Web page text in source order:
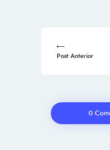
Post Anterior
0